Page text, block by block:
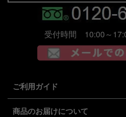
受付時間 10:00～
ご利用ガイド
商品のお届けについて